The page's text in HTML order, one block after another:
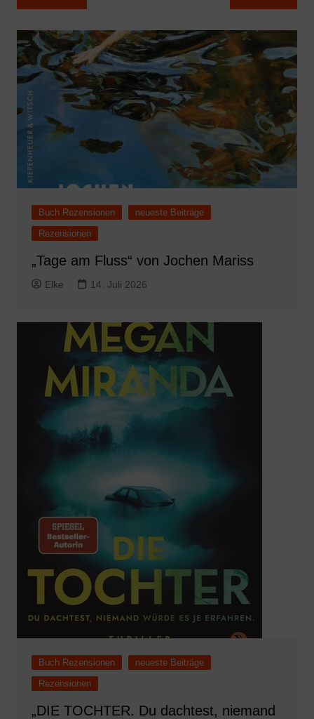
Buch Rezensionen
neueste Beiträge
Rezensionen
„Tage am Fluss“ von Jochen Mariss
Elke 14. Juli 2026
Buch Rezensionen
neueste Beiträge
Rezensionen
„DIE TOCHTER. Du dachtest, niemand